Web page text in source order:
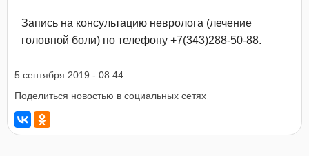
Запись на консультацию невролога (лечение
головной боли) по телефону +7(343)288-50-88.
5 сентября 2019 - 08:44
Поделиться новостью в социальных сетях